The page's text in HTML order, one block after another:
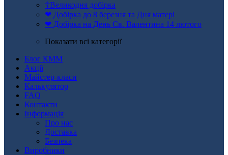
☦Великодня добірка
❤ Добірка до 8 березня та Дня матері
❤ Добірка на День Св. Валентина 14 лютого
Показати всі категорії
Блог КММ
Акції
Майстер-класи
Калькулятор
FAQ
Контакти
Інформація
Про нас
Доставка
Безпека
Виробники